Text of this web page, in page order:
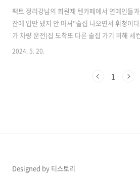
팩트 정리​강남의 회원제 텐카페에서 연예인들
잔에 입만 댔지 안 마셔"술집 나오면서 휘청이
가 차량 운전)집 도착또 다른 술집 가기 위해 세
전압구정 골목길에서 중앙선 침범 후 택시 충돌 -
운전하다 사고 냈다... 경찰에 출석해달라" 요구
2024. 5. 20.
1
Designed by 티스토리